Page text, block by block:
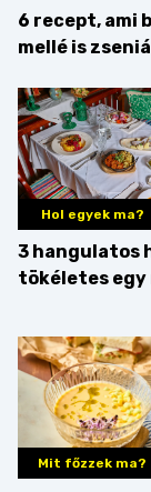
6 recept, ami
mellé is
Hol egyek ma?
3 hangulatos
tökéletes egy
Mit főzzek ma?